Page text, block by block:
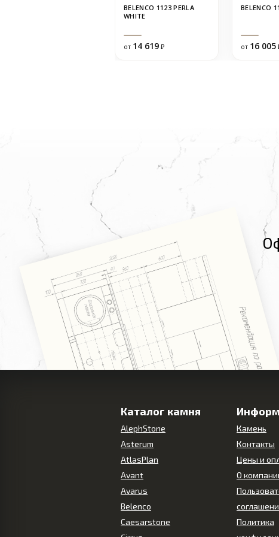
BELENCO 1123 PERLA
WHITE
от 14 619 ₽
BELENCO
от 16 005
Каталог камня
AlephStone
Asterum
AtlasPlan
Avant
Avarus
Belenco
Caesarstone
Камень
Контакты
Цены и
О
Политика